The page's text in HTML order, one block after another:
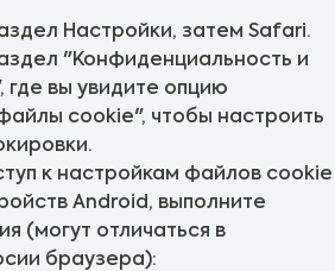
Настройки, затем Safari.
"Конфиденциальность и
где вы увидите опцию
cookie", чтобы настроить
к настройкам файлов cookie
Android, выполните
(могут отличаться в
браузера):